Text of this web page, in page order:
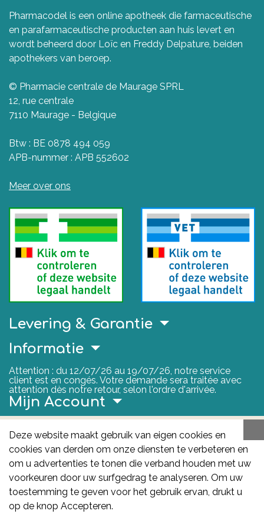
Pharmacodel is een online apotheek die farmaceutische
en parafarmaceutische producten aan huis levert en
wordt beheerd door Loïc en Freddy Delpature, beiden
apothekers van beroep.
© Pharmacie centrale de Maurage SPRL
12, rue centrale
7110 Maurage - Belgique
Btw : BE 0878 494 059
APB-nummer : APB 552602
Meer over ons
Levering & Garantie
Deze website maakt gebruik van eigen cookies en
cookies van derden om onze diensten te verbeteren en
om u advertenties te tonen die verband houden met uw
voorkeuren door uw surfgedrag te analyseren. Om uw
toestemming te geven voor het gebruik ervan, drukt u
op de knop Accepteren.
Informatie
Attention : du 12/07/26 au 19/07/26, notre service
client est en congés. Votre demande sera traitée avec
attention dès notre retour, selon l'ordre d'arrivée.
Mijn Account
FAGG
Het FAGG is de bevoegde autoriteit voor
geneesmiddelen en gezondheidsproducten in België.
Deze site valt onder haar controle.